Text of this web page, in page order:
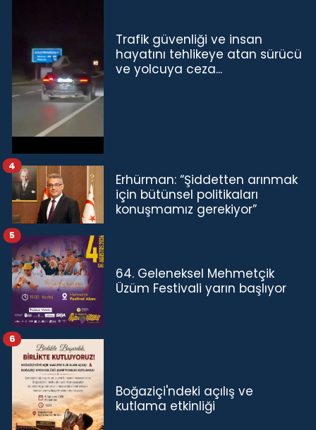
Trafik güvenliği ve insan
hayatını tehlikeye atan sürücü
ve yolcuya ceza...
Erhürman: “Şiddetten arınmak
için bütünsel politikaları
konuşmamız gerekiyor”
4
64. Geleneksel Mehmetçik
Üzüm Festivali yarın başlıyor
5
Boğaziçi'ndeki açılış ve
kutlama etkinliği
6